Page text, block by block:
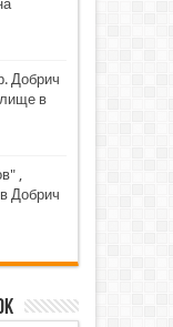
Добрич
в
,
Добрич